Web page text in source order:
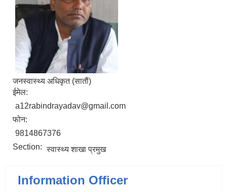
जनस्वास्थ्य अधिकृत (साताैं)
ईमेल:
a12rabindrayadav@gmail.com
फोन:
9814867376
Section: स्वास्थ्य शाखा प्रमुख
Information Officer